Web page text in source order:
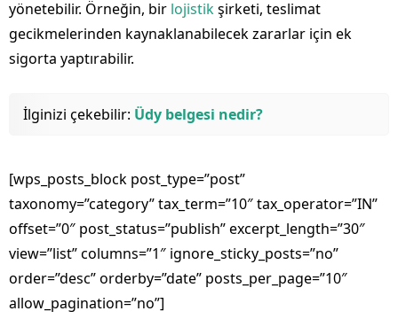
yönetebilir. Örneğin, bir lojistikşirketi, teslimat
gecikmelerinden kaynaklanabilecek zararlar için ek
sigorta yaptırabilir.
İlginizi çekebilir: Üdy belgesi nedir?
[wps_posts_block post_type=”post”
taxonomy=”category” tax_term=”10″ tax_operator=”IN”
offset=”0″ post_status=”publish” excerpt_length=”30″
view=”list” columns=”1″ ignore_sticky_posts=”no”
order=”desc” orderby=”date” posts_per_page=”10″
allow_pagination=”no”]